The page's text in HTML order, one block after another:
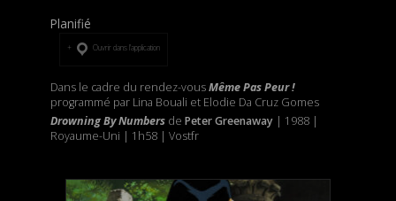
Planifié
Ouvrir dans l’application
Dans le cadre du rendez-vousMême Pas Peur !
programmé par Lina Bouali et Elodie Da Cruz Gomes
Drowning By Numbersde Peter Greenaway | 1988 |
Royaume-Uni | 1h58 | Vostfr